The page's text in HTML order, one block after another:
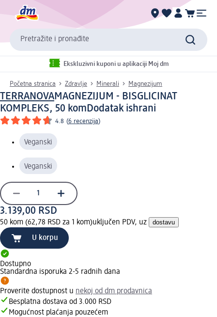
Pretražite i pronađite
Ekskluzivni kuponi u aplikaciji Moj dm
Početna stranica Zdravlje Minerali Magnezijum
TERRANOVAMAGNEZIJUM - BISGLICINAT
KOMPLEKS, 50 komDodatak ishrani
4.8 (6 recenzija)
Veganski
Veganski
3.139,00 RSD
50 kom (62,78 RSD za 1 kom)uključen PDV, uz dostavu
U korpu
Dostupno
Standardna isporuka 2-5 radnih dana
Proverite dostupnost u nekoj od dm prodavnica
Besplatna dostava od 3.000 RSD
Mogućnost plaćanja pouzećem